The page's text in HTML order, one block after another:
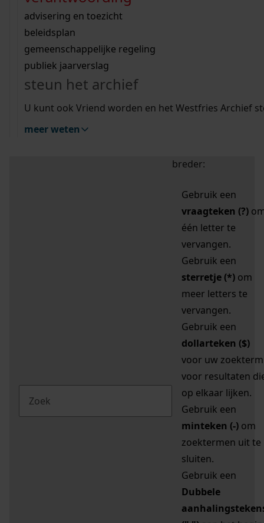
bouwvergunningen
omgevingsvergunningen
vergunningen
beeld en geluid
uitleg nodig?
Wij helpen u op weg met een aantal zoektips.
bekijk alle zoektips
Wij helpen u op weg met een aantal zoektips.
bekijk alle zoektips
bekijk ons geschiedenislokaal
advisering en toezicht
beleidsplan
gemeenschappelijke regeling
publiek jaarverslag
steun het archief
U kunt ook Vriend worden en het Westfries Archief
meer weten
zoektips
Mijn Studiezaal (inloggen)
uw zoekopdracht te
breder:
Gebruik een
vraagteken (?)
één letter te
vervangen.
Gebruik een
sterretje (*) om
meer letters te
vervangen.
Gebruik een
dollarteken ($)
voor uw zoekterm
voor resultaten
op elkaar lijken.
Gebruik een
minteken (-) om
zoektermen uit te
sluiten.
Gebruik een
Dubbele